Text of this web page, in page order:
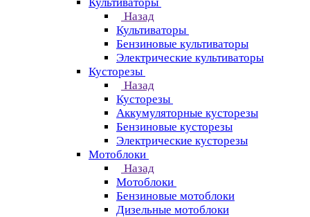
Назад
Культиваторы
Бензиновые культиваторы
Электрические культиваторы
Кусторезы
Назад
Кусторезы
Аккумуляторные кусторезы
Бензиновые кусторезы
Электрические кусторезы
Мотоблоки
Назад
Мотоблоки
Бензиновые мотоблоки
Дизельные мотоблоки